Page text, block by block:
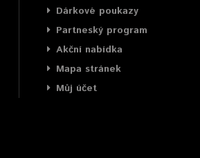
Dárkové poukazy
Partneský program
Akční nabídka
Mapa stránek
Můj účet